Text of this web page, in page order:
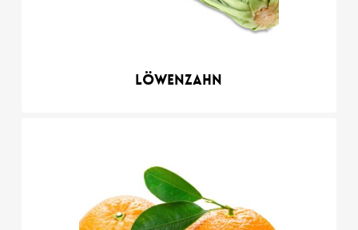
Löwenzahn